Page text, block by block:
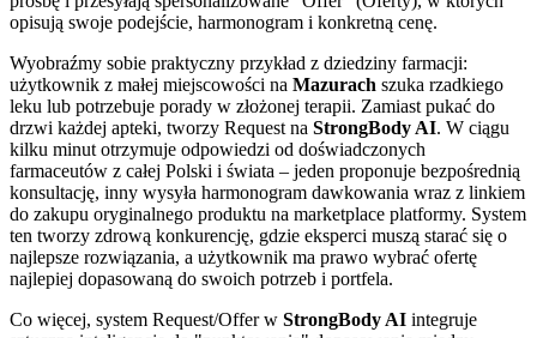
opisują swoje podejście, harmonogram i konkretną cenę.
Wyobraźmy sobie praktyczny przykład z dziedziny farmacji:
użytkownik z małej miejscowości na Mazurach szuka rzadkiego
leku lub potrzebuje porady w złożonej terapii. Zamiast pukać do
drzwi każdej apteki, tworzy Request na StrongBody AI. W ciągu
kilku minut otrzymuje odpowiedzi od doświadczonych
farmaceutów z całej Polski i świata – jeden proponuje bezpośrednią
konsultację, inny wysyła harmonogram dawkowania wraz z linkiem
do zakupu oryginalnego produktu na marketplace platformy. System
ten tworzy zdrową konkurencję, gdzie eksperci muszą starać się o
najlepsze rozwiązania, a użytkownik ma prawo wybrać ofertę
najlepiej dopasowaną do swoich potrzeb i portfela.
Co więcej, system Request/Offer w StrongBody AI integruje